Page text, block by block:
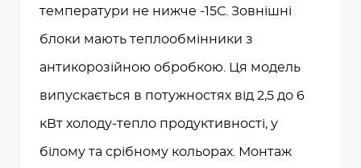
температури не нижче -15С. Зовнішні
блоки мають теплообмінники з
антикорозійною обробкою. Ця модель
випускається в потужностях від 2,5 до 6
кВт холоду-тепло продуктивності, у
білому та срібному кольорах. Монтаж